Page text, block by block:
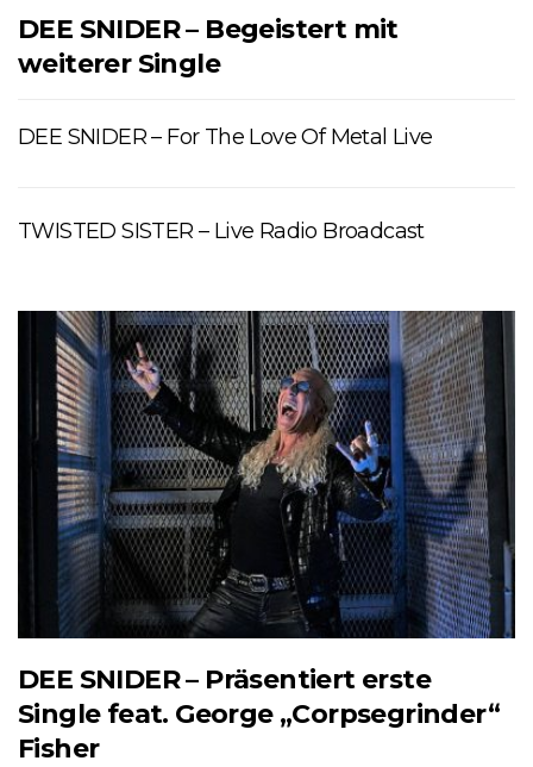
DEE SNIDER – Begeistert mit
weiterer Single
DEE SNIDER – For The Love Of Metal Live
TWISTED SISTER – Live Radio Broadcast
DEE SNIDER – Präsentiert erste
Single feat. George „Corpsegrinder“
Fisher